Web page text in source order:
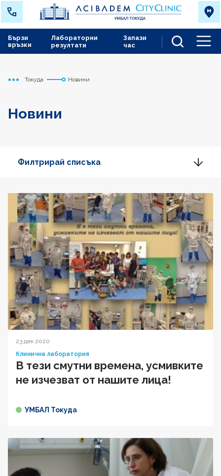
Лабораторни
резултати
Запази
час
Бързи
връзки
Начало
Токуда Новини
Новини
Филтрирай списъка
23 дек 2020
Клинична лаборатория
В тези смутни времена, усмивките
не изчезват от нашите лица!
УМБАЛ Токуда